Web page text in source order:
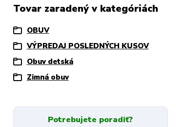
Tovar zaradený v kategóriách
OBUV
VÝPREDAJ POSLEDNÝCH KUSOV
Obuv detská
Zimná obuv
Potrebujete poradiť?